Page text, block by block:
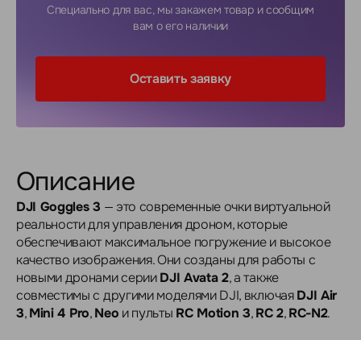
Специально для вас, мы закажем товар и сообщим
вам о его наличии
Оставить заявку
Описание
DJI Goggles 3 — это современные очки виртуальной
реальности для управления дроном, которые
обеспечивают максимальное погружение и высокое
качество изображения. Они созданы для работы с
новыми дронами серииDJI Avata 2, а также
совместимы с другими моделями DJI, включаяDJI Air
3,Mini 4 Pro,Neo и пульты RC Motion 3,RC 2,RC-N2.